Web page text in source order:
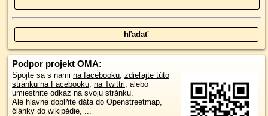
Podpor projekt OMA:
Spojte sa s nami na facebooku, zdieľajte túto
stránku na Facebooku, na Twittri, alebo
umiestnite odkaz na svoju stránku.
Ale hlavne doplňte dáta do Openstreetmap,
články do wikipédie, ...